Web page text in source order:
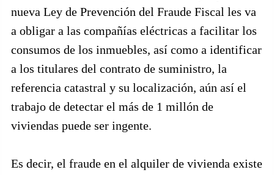
nueva Ley de Prevención del Fraude Fiscal les va
a obligar a las compañías eléctricas a facilitar los
consumos de los inmuebles, así como a identificar
a los titulares del contrato de suministro, la
referencia catastral y su localización, aún así el
trabajo de detectar el más de 1 millón de
viviendas puede ser ingente.
Es decir, el fraude en el alquiler de vivienda existe